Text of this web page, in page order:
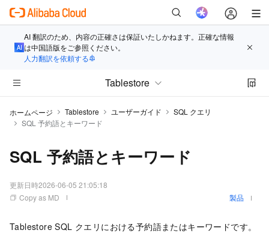
AI 翻訳のため、内容の正確さは保証いたしかねます。正確な情報
は中国語版をご参照ください。
人力翻訳を依頼する
Tablestore
ホームページ Tablestore ユーザーガイド
SQL クエリ
SQL 予約語とキーワード
SQL 予約語とキーワード
更新日時2026-06-05 21:05:18
Copy as MD
製品
Tablestore SQL クエリにおける予約語またはキーワードです。